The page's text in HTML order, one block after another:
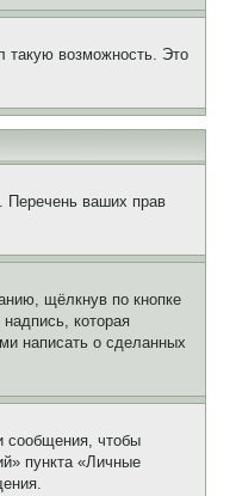
такую возможность. Это
Перечень ваших прав
щёлкнув по кнопке
которая
написать о сделанных
сообщения, чтобы
пункта «Личные